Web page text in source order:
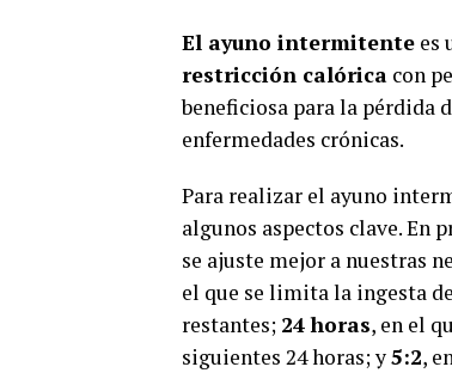
El ayuno intermitente es
restricción calórica con
beneficiosa para la pérdida
enfermedades crónicas.
Para realizar el ayuno
algunos aspectos clave.
se ajuste mejor a nuestras
el que se limita la ingesta
restantes; 24 horas, en el
siguientes 24 horas; y5:2,